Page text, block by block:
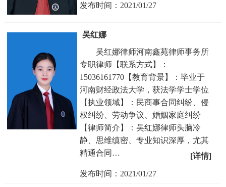
发布时间：2021/01/27
吴红娜
吴红娜律师河南鑫苑律师事务所
专职律师【联系方式】：
15036161770【教育背景】：毕业于
河南财经政法大学，获法学学士学位
【执业领域】：民商事合同纠纷、侵
权纠纷、劳动争议、婚姻家庭纠纷
【律师简介】：吴红娜律师头脑冷
静、思维缜密、专业知识深厚，尤其
精通合同…
[详情]
发布时间：2021/01/27